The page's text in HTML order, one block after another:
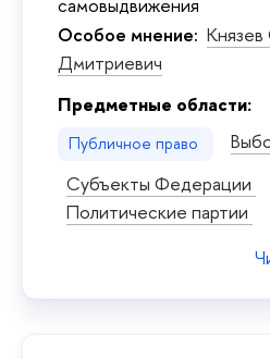
Особое мнение:
Дмитриевич
Предметные области:
Публичное право
Субъекты Федерации
Политические партии